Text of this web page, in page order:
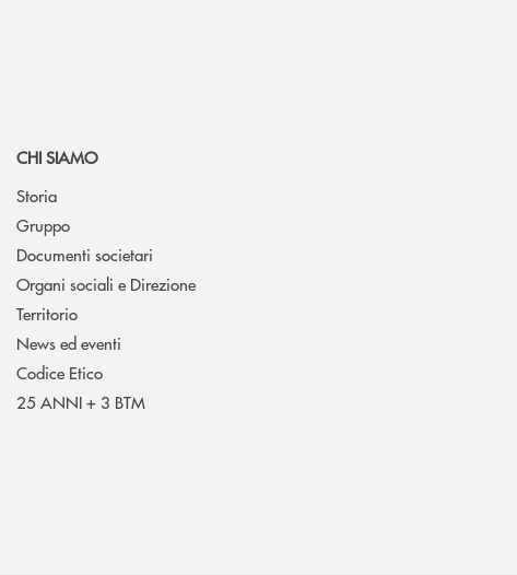
CHI SIAMO
Storia
Gruppo
Documenti societari
Organi sociali e Direzione
Territorio
News ed eventi
Codice Etico
25 ANNI + 3 BTM